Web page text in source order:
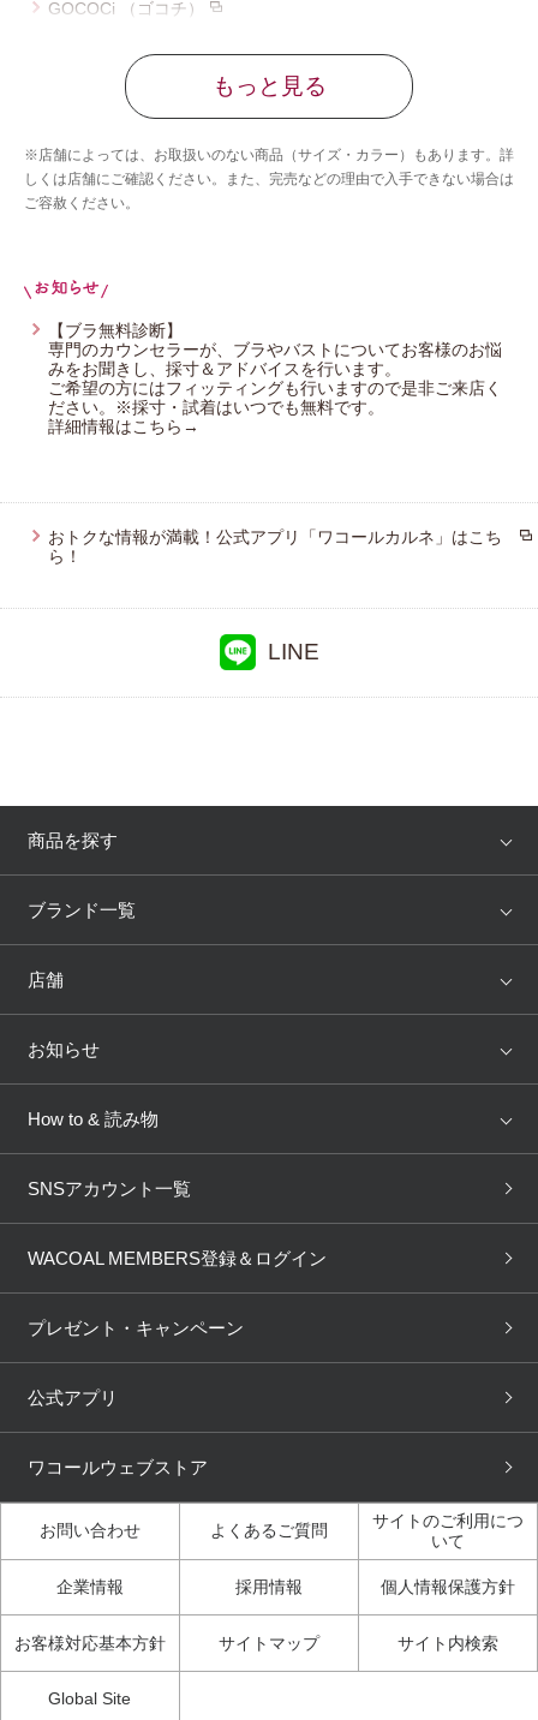
GOCOCi （ゴコチ）
ウイング／レシアージュ
ウイング／ティーン
ブロス バイ ワコールメン
CW-X
もっと見る
※店舗によっては、お取扱いのない商品（サイズ・カラー）もあります。詳
しくは店舗にご確認ください。また、完売などの理由で入手できない場合は
ご容赦ください。
【ブラ無料診断】
専門のカウンセラーが、ブラやバストについてお客様のお悩
みをお聞きし、採寸＆アドバイスを行います。
ご希望の方にはフィッティングも行いますので是非ご来店く
ださい。※採寸・試着はいつでも無料です。
詳細情報はこちら→
おトクな情報が満載！公式アプリ「ワコールカルネ」はこち
ら！
LINE
商品を探す
アイテム
トピックス
ブランド一覧
WACOAL
AMPHI une nana cool
OUR WACOAL
WACOAL Remamma Mens Innerwear
Licensed Brands
店舗
店舗を探す
ブラ無料診断
3Dボディスキャン
お知らせ
新着情報
商品回収
ニュース＆トピックス
How to & 読み物
下着の基礎知識
ブラパン ワコールスタイル
大人の工場見学inベトナム
人間科学研究開発センター見
学
ガイド（マンガ）
3Dボディスキャン体験（マ
SNSアカウント一覧
WACOAL MEMBERS登録＆ログイン
プレゼント・キャンペーン
公式アプリ
ワコールウェブストア
お問い合わせ よくあるご質問
サイトのご利用につ
いて
企業情報 採用情報 個人情報保護方針
お客様対応基本方針 サイトマップ サイト内検索
Global Site